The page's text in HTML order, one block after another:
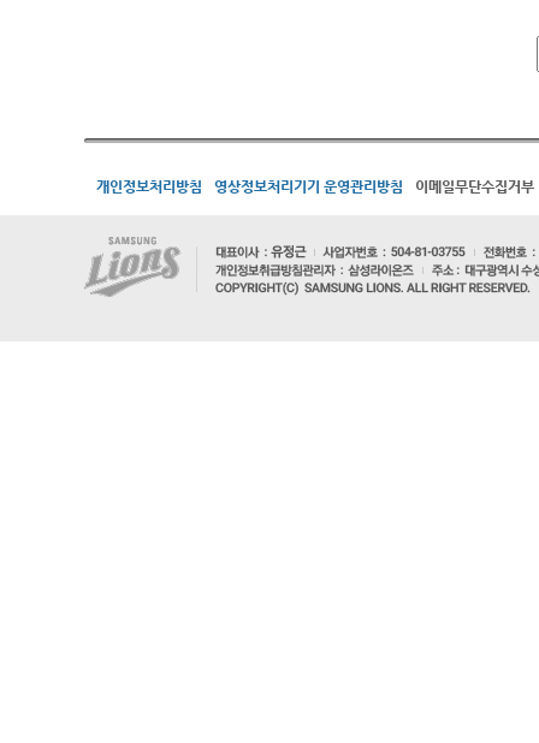
개인정보처리방침 영상정보처리기기 운영관리방침 이메일무단수집거부